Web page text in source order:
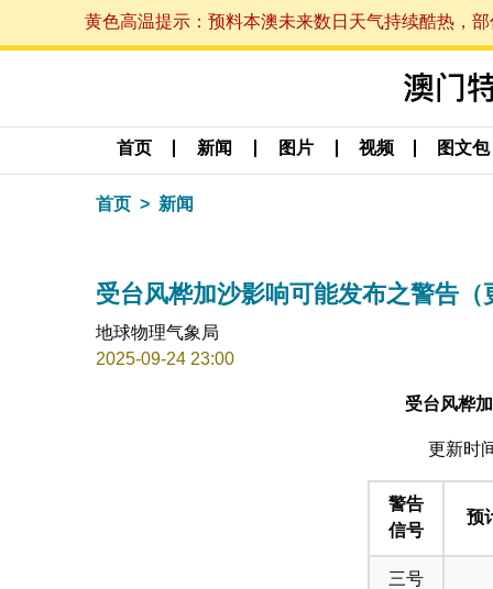
黄色高温提示：预料本澳未来数日天气持续酷热，
首页 新闻 图片 视频 图文包
首页 新闻
受台风桦加沙影响可能发布之警告
地球物理气象局
2025-09-24 23:00
受台风桦
更新时
警告
信号
预
三号